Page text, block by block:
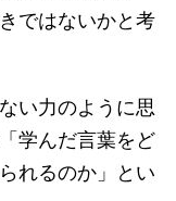
ではないかと考
い力のように思
学んだ言葉をど
れるのか」とい